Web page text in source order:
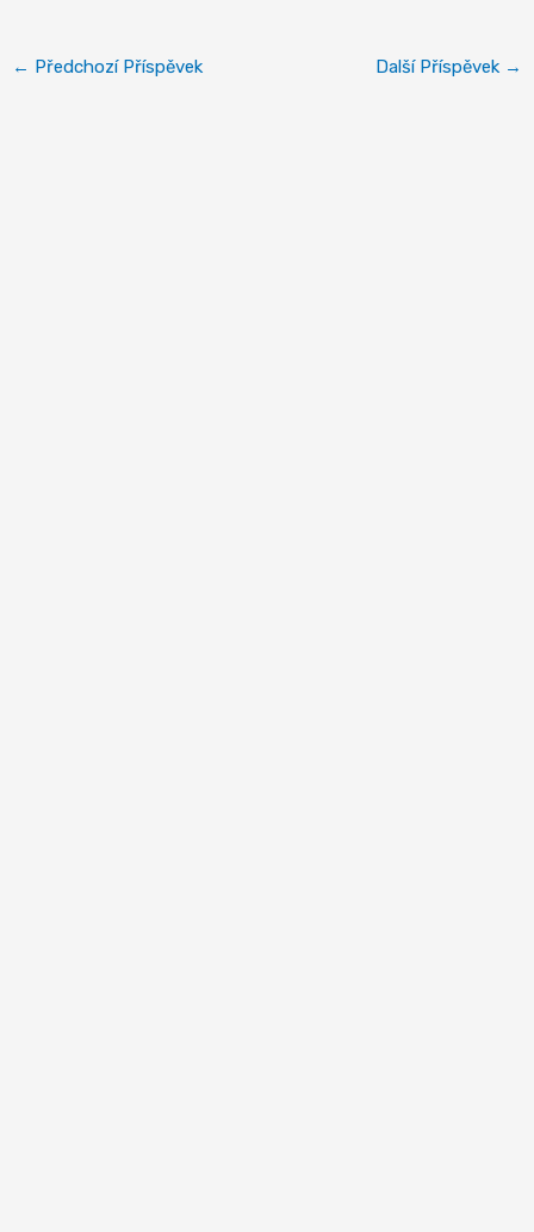
← Předchozí Příspěvek Další Příspěvek →